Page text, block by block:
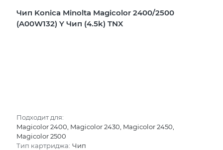
Чип Konica Minolta Magicolor 2400/2500
(A00W132) Y Чип (4.5k) TNX
Подходит для:
Magicolor 2400, Magicolor 2430, Magicolor 2450,
Magicolor 2500
Тип картриджа: Чип